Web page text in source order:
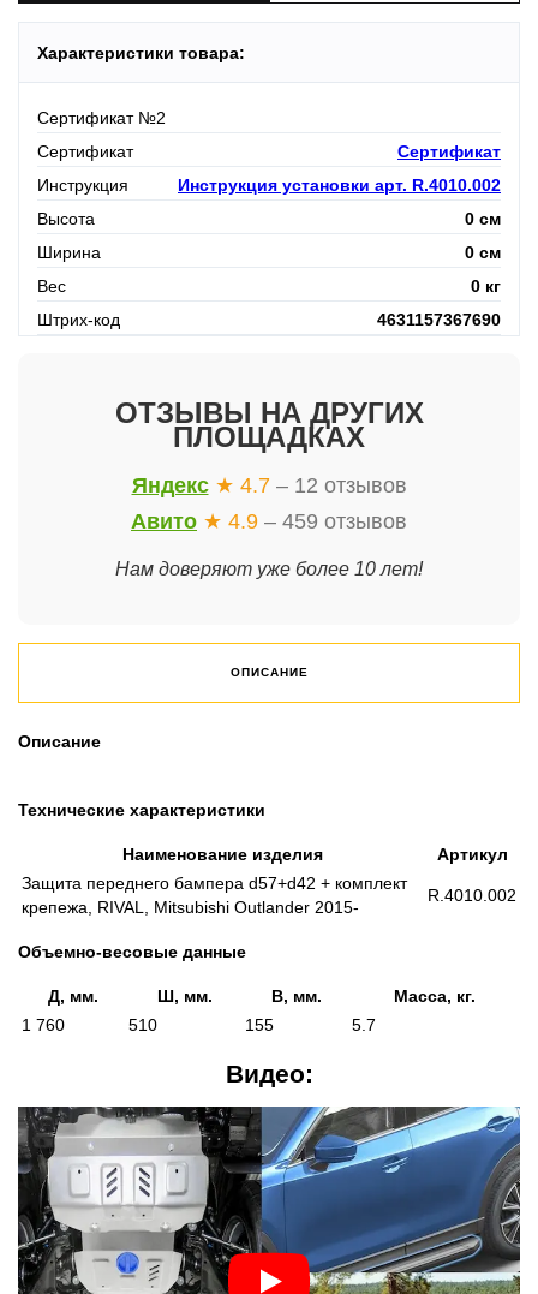
Характеристики товара:
Сертификат №2
Сертификат
Сертификат
Инструкция
Инструкция установки арт. R.4010.002
Высота
0 см
Ширина
0 см
Вес
0 кг
Штрих-код
4631157367690
ОТЗЫВЫ НА ДРУГИХ
ПЛОЩАДКАХ
Яндекс ★ 4.7 – 12 отзывов
Авито ★ 4.9 – 459 отзывов
Нам доверяют уже более 10 лет!
ОПИСАНИЕ
Описание
Технические характеристики
Наименование изделия
Артикул
Защита переднего бампера d57+d42 + комплект
крепежа, RIVAL, Mitsubishi Outlander 2015-
R.4010.002
Объемно-весовые данные
Д, мм. Ш, мм. В, мм.
Масса, кг.
1 760
510 155 5.7
Видео: